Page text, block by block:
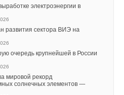
электроэнергии в
развития сектора ВИЭ на
очередь крупнейшей в России
мировой рекорд
солнечных элементов —
пособие РАВВ для
вызовы для отрасли
России